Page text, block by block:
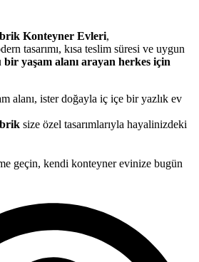
Konteyner Evleri,
tasarımı, kısa teslim süresi ve uygun
yaşam alanı arayan herkes için
alanı, ister doğayla iç içe bir yazlık ev
size özel tasarımlarıyla hayalinizdeki
geçin, kendi konteyner evinize bugün